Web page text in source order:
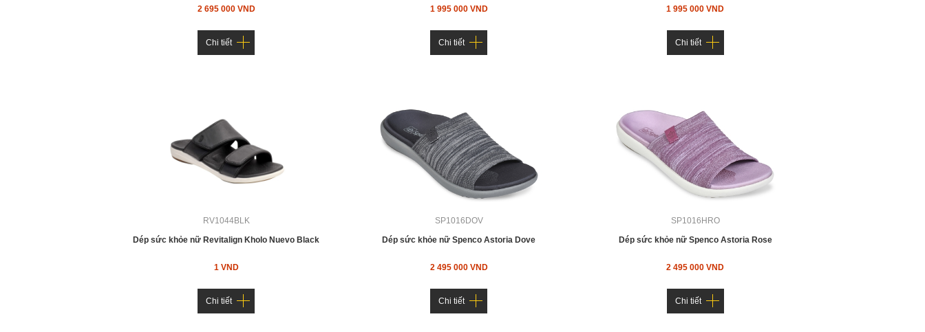
2 695 000 VND
Chi tiết
1 995 000 VND
Chi tiết
1 995 000 VND
Chi tiết
RV1044BLK
Dép sức khỏe nữ Revitalign Kholo Nuevo Black
1 VND
Chi tiết
SP1016DOV
Dép sức khỏe nữ Spenco Astoria Dove
2 495 000 VND
Chi tiết
SP1016HRO
Dép sức khỏe nữ Spenco Astoria Rose
2 495 000 VND
Chi tiết